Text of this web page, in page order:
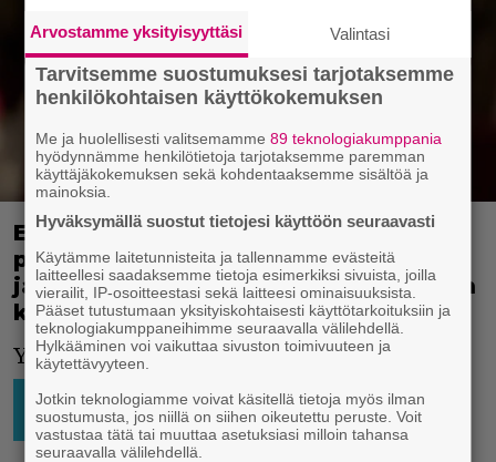
Ensimmäinen kuva Joel Coenin A24-
projektista julki – Denzel Washington
ja Frances McDormand raa’an teoksen
kimpussa
Yksi vuoden odotetuimmista elokuvista.
HOLLYWOOD
MAAILMALTA
26.7.2021
17:01
Jesse
Raatikainen
Arvostamme yksityisyyttäsi Valintasi
Tarvitsemme suostumuksesi tarjotaksemme
henkilökohtaisen käyttökokemuksen
Me ja huolellisesti valitsemamme89 teknologiakumppania
hyödynnämme henkilötietoja tarjotaksemme paremman
käyttäjäkokemuksen sekä kohdentaaksemme sisältöä ja
mainoksia.
Hyväksymällä suostut tietojesi käyttöön seuraavasti
Käytämme laitetunnisteita ja tallennamme evästeitä
laitteellesi saadaksemme tietoja esimerkiksi sivuista, joilla
vierailit, IP-osoitteestasi sekä laitteesi ominaisuuksista.
Pääset tutustumaan yksityiskohtaisesti käyttötarkoituksiin ja
teknologiakumppaneihimme seuraavalla välilehdellä.
Hylkääminen voi vaikuttaa sivuston toimivuuteen ja
käytettävyyteen.
Jotkin teknologiamme voivat käsitellä tietoja myös ilman
suostumusta, jos niillä on siihen oikeutettu peruste. Voit
vastustaa tätä tai muuttaa asetuksiasi milloin tahansa
seuraavalla välilehdellä.